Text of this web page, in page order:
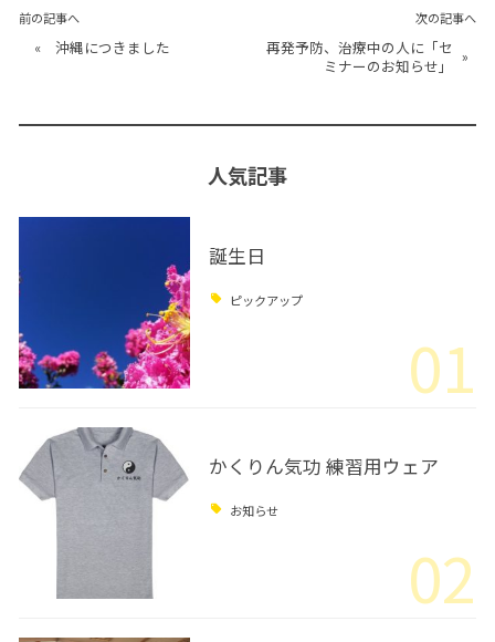
前の記事へ
« 沖縄につきました
次の記事へ
再発予防、治療中の人に「セ
ミナーのお知らせ」
»
人気記事
誕生日
ピックアップ
01
かくりん気功 練習用ウェア
お知らせ
02